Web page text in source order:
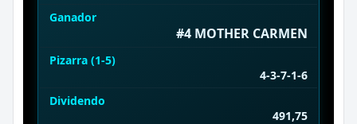
Ganador
#4 MOTHER CARMEN
Pizarra (1-5)
4-3-7-1-6
Dividendo
491,75